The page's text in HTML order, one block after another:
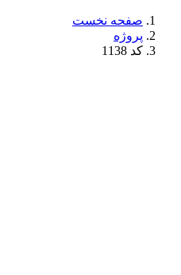
صفحه نخست
پروژه
کد 1138